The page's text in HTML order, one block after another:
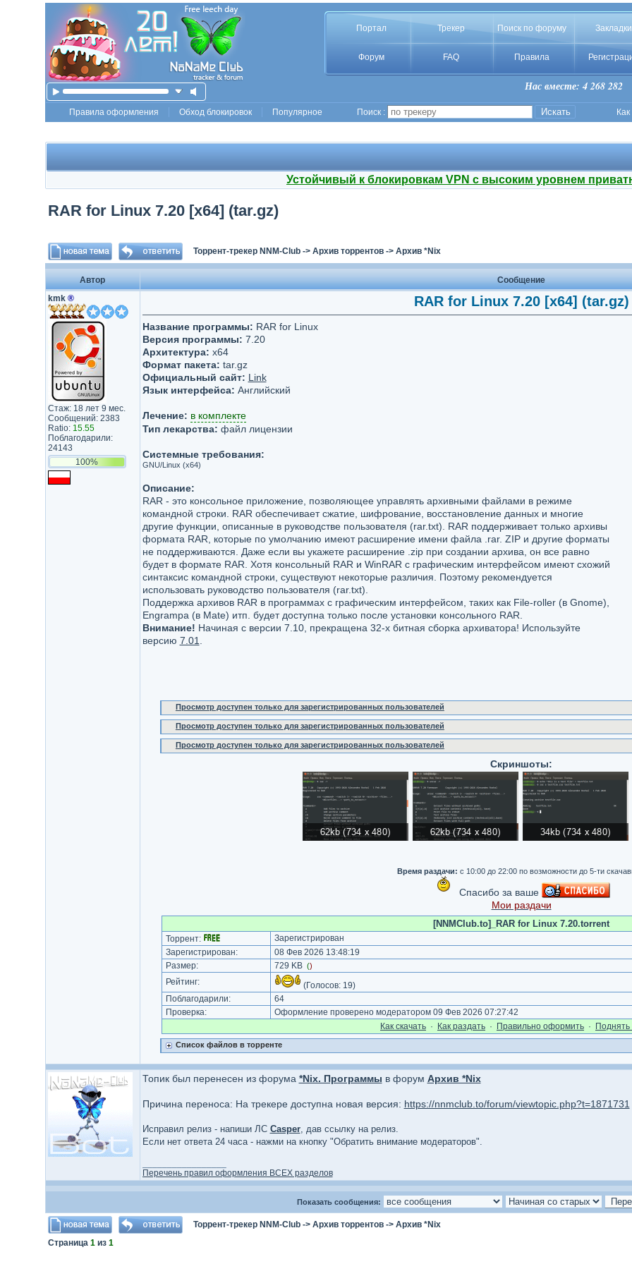
Портал Трекер Поиск по форуму Закладки
Форум FAQ Правила
Нас вместе: 4 268 282
Правила оформления Обход блокировок Популярное Поиск :
Устойчивый к блокировкам VPN с высоким уровнем
RAR for Linux 7.20 [x64] (tar.gz)
Торрент-трекер NNM-Club-> Архив торрентов-> Архив *Nix
Автор
Сообщение
kmk ®
Стаж: 18 лет 9 мес.
Сообщений: 2383
Ratio: 15.55
Поблагодарили:
24143
100%
RAR for Linux 7.20 [x64] (tar.gz)
Название программы: RAR for Linux
Версия программы: 7.20
Архитектура: x64
Формат пакета: tar.gz
Официальный сайт: Link
Язык интерфейса: Английский
Лечение: в комплекте
Тип лекарства: файл лицензии
Системные требования:
GNU/Linux (x64)
Описание:
RAR - это консольное приложение, позволяющее управлять архивными файлами в режиме
командной строки. RAR обеспечивает сжатие, шифрование, восстановление данных и многие
другие функции, описанные в руководстве пользователя (rar.txt). RAR поддерживает только архивы
формата RAR, которые по умолчанию имеют расширение имени файла .rar. ZIP и другие форматы
не поддерживаются. Даже если вы укажете расширение .zip при создании архива, он все равно
будет в формате RAR. Хотя консольный RAR и WinRAR с графическим интерфейсом имеют схожий
синтаксис командной строки, существуют некоторые различия. Поэтому рекомендуется
использовать руководство пользователя (rar.txt).
Поддержка архивов RAR в программах с графическим интерфейсом, таких как File-roller (в Gnome),
Engrampa (в Mate) итп. будет доступна только после установки консольного RAR.
Внимание! Начиная с версии 7.10, прекращена 32-х битная сборка архиватора! Используйте
версию 7.01
Просмотр доступен только для зарегистрированных пользователей
Просмотр доступен только для зарегистрированных пользователей
Просмотр доступен только для зарегистрированных пользователей
Скриншоты:
Время раздачи: с 10:00 до 22:00 по возможности до 5-ти
Спасибо за ваше
Мои раздачи
[NNMClub.to]_RAR for Linux 7.20.torrent
Торрент:
Зарегистрирован
Зарегистрирован:
08 Фев 2026 13:48:19
Размер:
729 KB ()
Рейтинг: (Голосов: 19)
Поблагодарили:
64
Проверка:
Оформление проверено модератором 09 Фев 2026 07:27:42
Как cкачать · Как раздать · Правильно оформить · Поднять
Список файлов в торренте
Топик был перенесен из форума *Nix. Программы в форум Архив *Nix
Причина переноса: На трекере доступна новая версия: https://nnmclub.to/forum/viewtopic.php?t=1871731
Исправил релиз - напиши ЛС Casper, дав ссылку на релиз.
Если нет ответа 24 часа - нажми на кнопку "Обратить внимание модераторов".
Перечень правил оформления ВСЕХ разделов
Показать сообщения:
Торрент-трекер NNM-Club-> Архив торрентов-> Архив *Nix
Страница 1из 1